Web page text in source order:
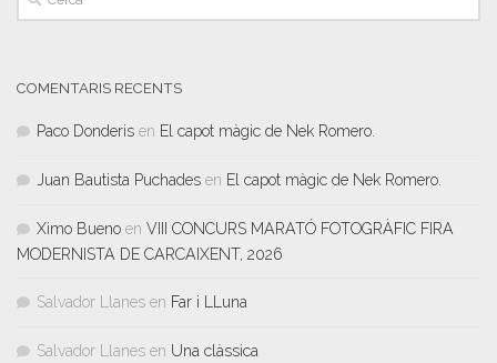
COMENTARIS RECENTS
Paco Donderis en El capot màgic de Nek Romero.
Juan Bautista Puchades en El capot màgic de Nek Romero.
Ximo Bueno en VIII CONCURS MARATÓ FOTOGRÀFIC FIRA
MODERNISTA DE CARCAIXENT, 2026
Salvador Llanes en Far i LLuna
Salvador Llanes en Una clàssica